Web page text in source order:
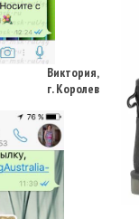
Виктория,